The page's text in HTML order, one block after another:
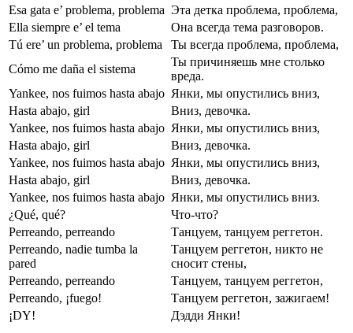
Esa gata e’ problema, problema Эта детка проблема, проблема,
Ella siempre e’ el tema
Она всегда тема разговоров.
Tú ere’ un problema, problema
Ты всегда проблема, проблема,
Cómo me daña el sistema
Ты причиняешь мне столько
вреда.
Yankee, nos fuimos hasta abajo Янки, мы опустились вниз,
Hasta abajo, girl
Вниз, девочка.
Yankee, nos fuimos hasta abajo Янки, мы опустились вниз,
Hasta abajo, girl
Вниз, девочка.
Yankee, nos fuimos hasta abajo Янки, мы опустились вниз,
Hasta abajo, girl
Вниз, девочка.
Yankee, nos fuimos hasta abajo Янки, мы опустились вниз.
¿Qué, qué?
Что-что?
Perreando, perreando
Танцуем, танцуем реггетон.
Perreando, nadie tumba la
pared
Танцуем реггетон, никто не
сносит стены,
Perreando, perreando
Танцуем, танцуем реггетон,
Perreando, ¡fuego!
Танцуем реггетон, зажигаем!
¡DY!
Дэдди Янки!